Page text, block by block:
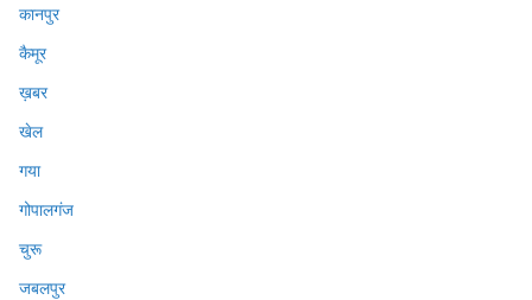
कानपुर
कैमूर
ख़बर
खेल
गया
गोपालगंज
चुरू
जबलपुर